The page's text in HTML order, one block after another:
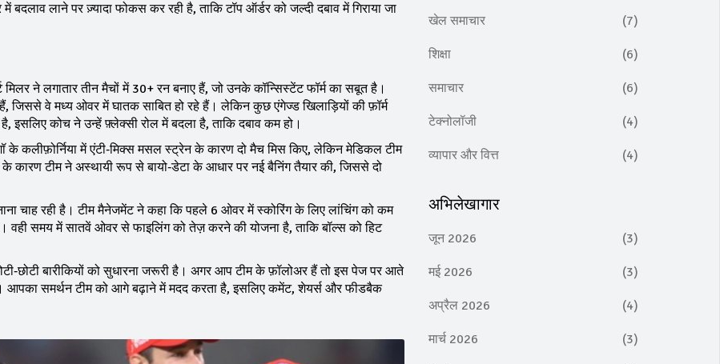
लाने पर ज़्यादा फोकस कर रही है, ताकि टॉप ऑर्डर को जल्दी दबाव में गिराया जा
ने लगातार तीन मैचों में 30+ रन बनाए हैं, जो उनके कॉन्सिस्टेंट फॉर्म का सबूत है।
जिससे वे मध्य ओवर में घातक साबित हो रहे हैं। लेकिन कुछ एंगेज्ड खिलाड़ियों की फ़ॉर्म
इसलिए कोच ने उन्हें फ़्लेक्सी रोल में बदला है, ताकि दबाव कम हो।
के कलीफ़ोर्निया में एंटी‑मिक्स मसल स्ट्रेन के कारण दो मैच मिस किए, लेकिन मेडिकल टीम
कारण टीम ने अस्थायी रूप से बायो‑डेटा के आधार पर नई बैनिंग तैयार की, जिससे दो
चाह रही है। टीम मैनेजमेंट ने कहा कि पहले 6 ओवर में स्कोरिंग के लिए लांचिंग को कम
वही समय में सातवें ओवर से फाइलिंग को तेज़ करने की योजना है, ताकि बॉल्स को हिट
बारीकियों को सुधारना जरूरी है। अगर आप टीम के फ़ॉलोअर हैं तो इस पेज पर आते
आपका समर्थन टीम को आगे बढ़ाने में मदद करता है, इसलिए कमेंट, शेयर्स और फीडबैक
खेल समाचार (7)
शिक्षा (6)
समाचार (6)
टेक्नोलॉजी (4)
व्यापार और वित्त (4)
अभिलेखागार
जून 2026 (3)
मई 2026 (3)
अप्रैल 2026 (4)
मार्च 2026 (3)